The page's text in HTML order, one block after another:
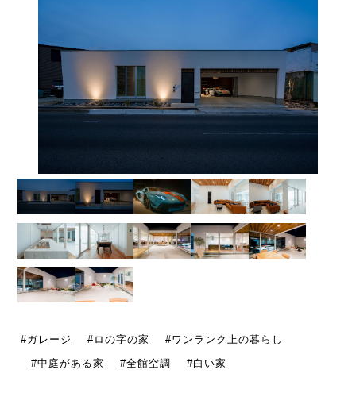
ガレージ ロの字の家 ワンランク上の暮らし
中庭がある家 全館空調 白い家